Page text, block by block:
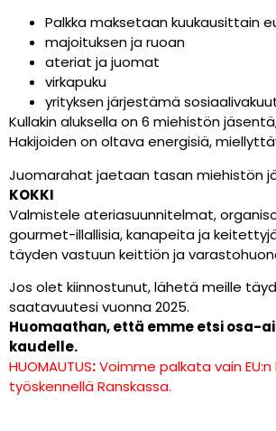
Palkka maksetaan kuukausittain
majoituksen ja ruoan
ateriat ja juomat
virkapuku
yrityksen järjestämä
Kullakin aluksella on 6 miehistön
Hakijoiden on oltava energisiä,
Juomarahat jaetaan tasan miehistön
KOKKI
Valmistele ateriasuunnitelmat,
gourmet-illallisia, kanapeita ja
täyden vastuun keittiön ja
Jos olet kiinnostunut, lähetä meille
saatavuutesi vuonna 2025.
Huomaathan, että emme etsi
kaudelle.
HUOMAUTUS:Voimme palkata vain
työskennellä Ranskassa.